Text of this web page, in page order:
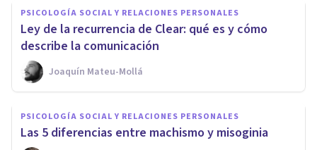
PSICOLOGÍA SOCIAL Y RELACIONES PERSONALES
Ley de la recurrencia de Clear: qué es y cómo
describe la comunicación
Joaquín Mateu-Mollá
PSICOLOGÍA SOCIAL Y RELACIONES PERSONALES
Las 5 diferencias entre machismo y misoginia